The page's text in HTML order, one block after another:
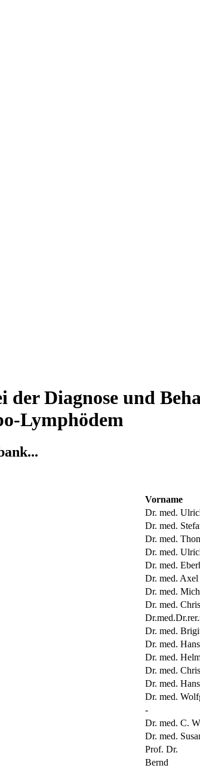
Diagnose und
Lymphödem
Vorname
Dr. med.
Dr. med.
Dr. med.
Dr. med.
Dr. med.
Dr. med. Axel
Dr. med.
Dr. med.
Dr. med.
Dr. med.
Dr. med.
Dr. med.
Dr. med.
Dr. med.
-
Dr. med. C.
Dr. med.
Prof. Dr.
Bernd